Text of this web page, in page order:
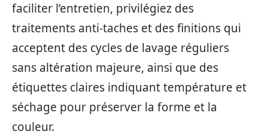
faciliter l’entretien, privilégiez des
traitements anti-taches et des finitions qui
acceptent des cycles de lavage réguliers
sans altération majeure, ainsi que des
étiquettes claires indiquant température et
séchage pour préserver la forme et la
couleur.